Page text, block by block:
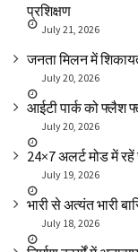
प्रशिक्षण
July 21, 2026
जनता मिलन में
July 20, 2026
आईटी पार्क को फ्लैश
July 20, 2026
24×7 अलर्ट मोड में
July 19, 2026
भारी से अत्यंत भारी
July 18, 2026